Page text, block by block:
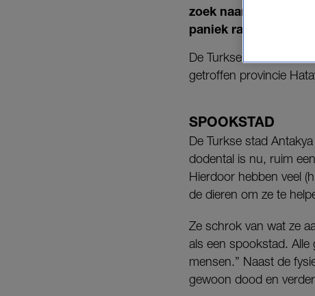
zoek naar dieren in
paniek raakte.”
De Turkse
getroffen provincie
SPOOKSTAD
De Turkse stad
dodental is nu, ruim
Hierdoor hebben veel
de dieren om ze te
Ze schrok van wat ze
als een spookstad.
mensen.” Naast de
gewoon dood en